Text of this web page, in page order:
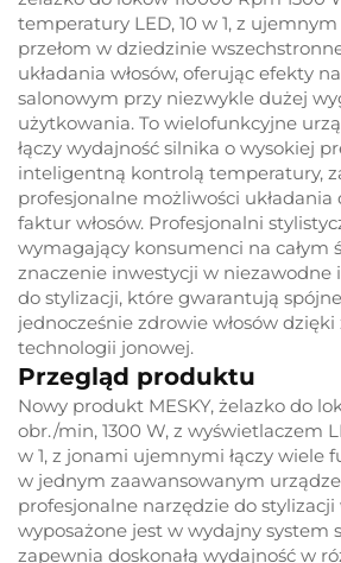
temperatury LED, 10 w 1, z
przełom w dziedzinie
układania włosów, oferując efekty
salonowym przy niezwykle dużej
użytkowania. To wielofunkcyjne
łączy wydajność silnika o wysokiej
inteligentną kontrolą temperatury,
profesjonalne możliwości
faktur włosów. Profesjonalni
wymagający konsumenci na całym
znaczenie inwestycji w niezawodne
do stylizacji, które gwarantują
jednocześnie zdrowie włosów
technologii jonowej.
Przegląd produktu
Nowy produkt MESKY, żelazko do
obr./min, 1300 W, z wyświetlaczem
w 1, z jonami ujemnymi łączy wiele
w jednym zaawansowanym
profesjonalne narzędzie do stylizacji
wyposażone jest w wydajny system
zapewnia doskonałą wydajność w